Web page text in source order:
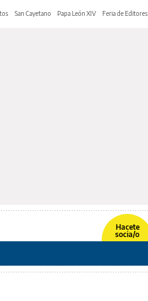
San Cayetano Papa León XIV Feria de Editores
Hacete
socia/o